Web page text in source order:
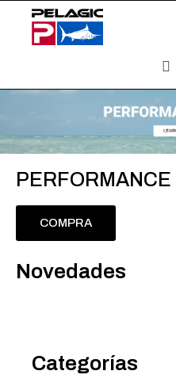
COMPRA
Novedades
Categorías